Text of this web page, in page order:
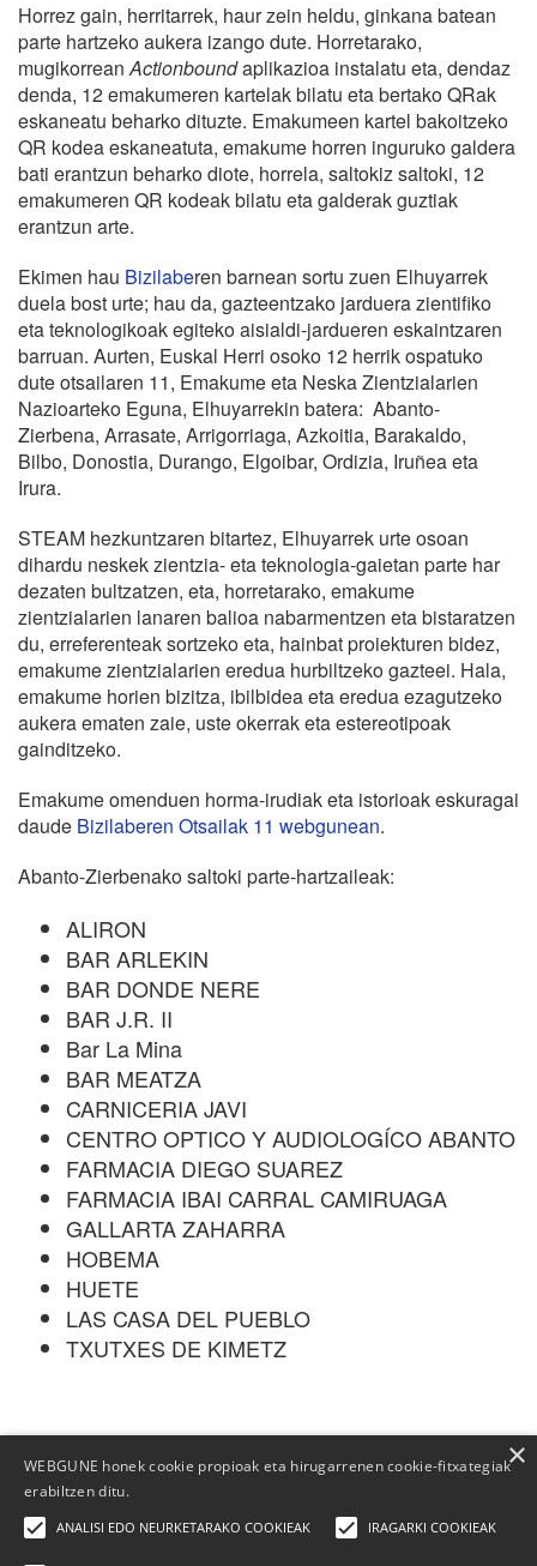
Horrez gain, herritarrek, haur zein heldu, ginkana batean
parte hartzeko aukera izango dute. Horretarako,
mugikorreanActionboundaplikazioa instalatu eta, dendaz
denda, 12 emakumeren kartelak bilatu eta bertako QRak
eskaneatu beharko dituzte. Emakumeen kartel bakoitzeko
QR kodea eskaneatuta, emakume horren inguruko galdera
bati erantzun beharko diote, horrela, saltokiz saltoki, 12
emakumeren QR kodeak bilatu eta galderak guztiak
erantzun arte.
Ekimen hau Bizilaberen barnean sortu zuen Elhuyarrek
duela bost urte; hau da, gazteentzako jarduera zientifiko
eta teknologikoak egiteko aisialdi-jardueren eskaintzaren
barruan. Aurten, Euskal Herri osoko 12 herrik ospatuko
dute otsailaren 11, Emakume eta Neska Zientzialarien
Nazioarteko Eguna, Elhuyarrekin batera: Abanto-
Zierbena, Arrasate, Arrigorriaga, Azkoitia, Barakaldo,
Bilbo, Donostia, Durango, Elgoibar, Ordizia, Iruñea eta
Irura.
STEAM hezkuntzaren bitartez, Elhuyarrek urte osoan
dihardu neskek zientzia- eta teknologia-gaietan parte har
dezaten bultzatzen, eta, horretarako, emakume
zientzialarien lanaren balioa nabarmentzen eta bistaratzen
du, erreferenteak sortzeko eta, hainbat proiekturen bidez,
emakume zientzialarien eredua hurbiltzeko gazteei. Hala,
emakume horien bizitza, ibilbidea eta eredua ezagutzeko
aukera ematen zaie, uste okerrak eta estereotipoak
gainditzeko.
Emakume omenduen horma-irudiak eta istorioak eskuragai
daude Bizilaberen Otsailak 11 webgunean.
Abanto-Zierbenako saltoki parte-hartzaileak:
ALIRON
BAR ARLEKIN
BAR DONDE NERE
BAR J.R. II
Bar La Mina
BAR MEATZA
CARNICERIA JAVI
CENTRO OPTICO Y AUDIOLOGÍCO ABANTO
FARMACIA DIEGO SUAREZ
FARMACIA IBAI CARRAL CAMIRUAGA
GALLARTA ZAHARRA
HOBEMA
HUETE
LAS CASA DEL PUEBLO
TXUTXES DE KIMETZ
WEBGUNE honek cookie propioak eta hirugarrenen cookie-fitxategiak
erabiltzen ditu.
ANALISI EDO NEURKETARAKO COOKIEAK IRAGARKI COOKIEAK
×